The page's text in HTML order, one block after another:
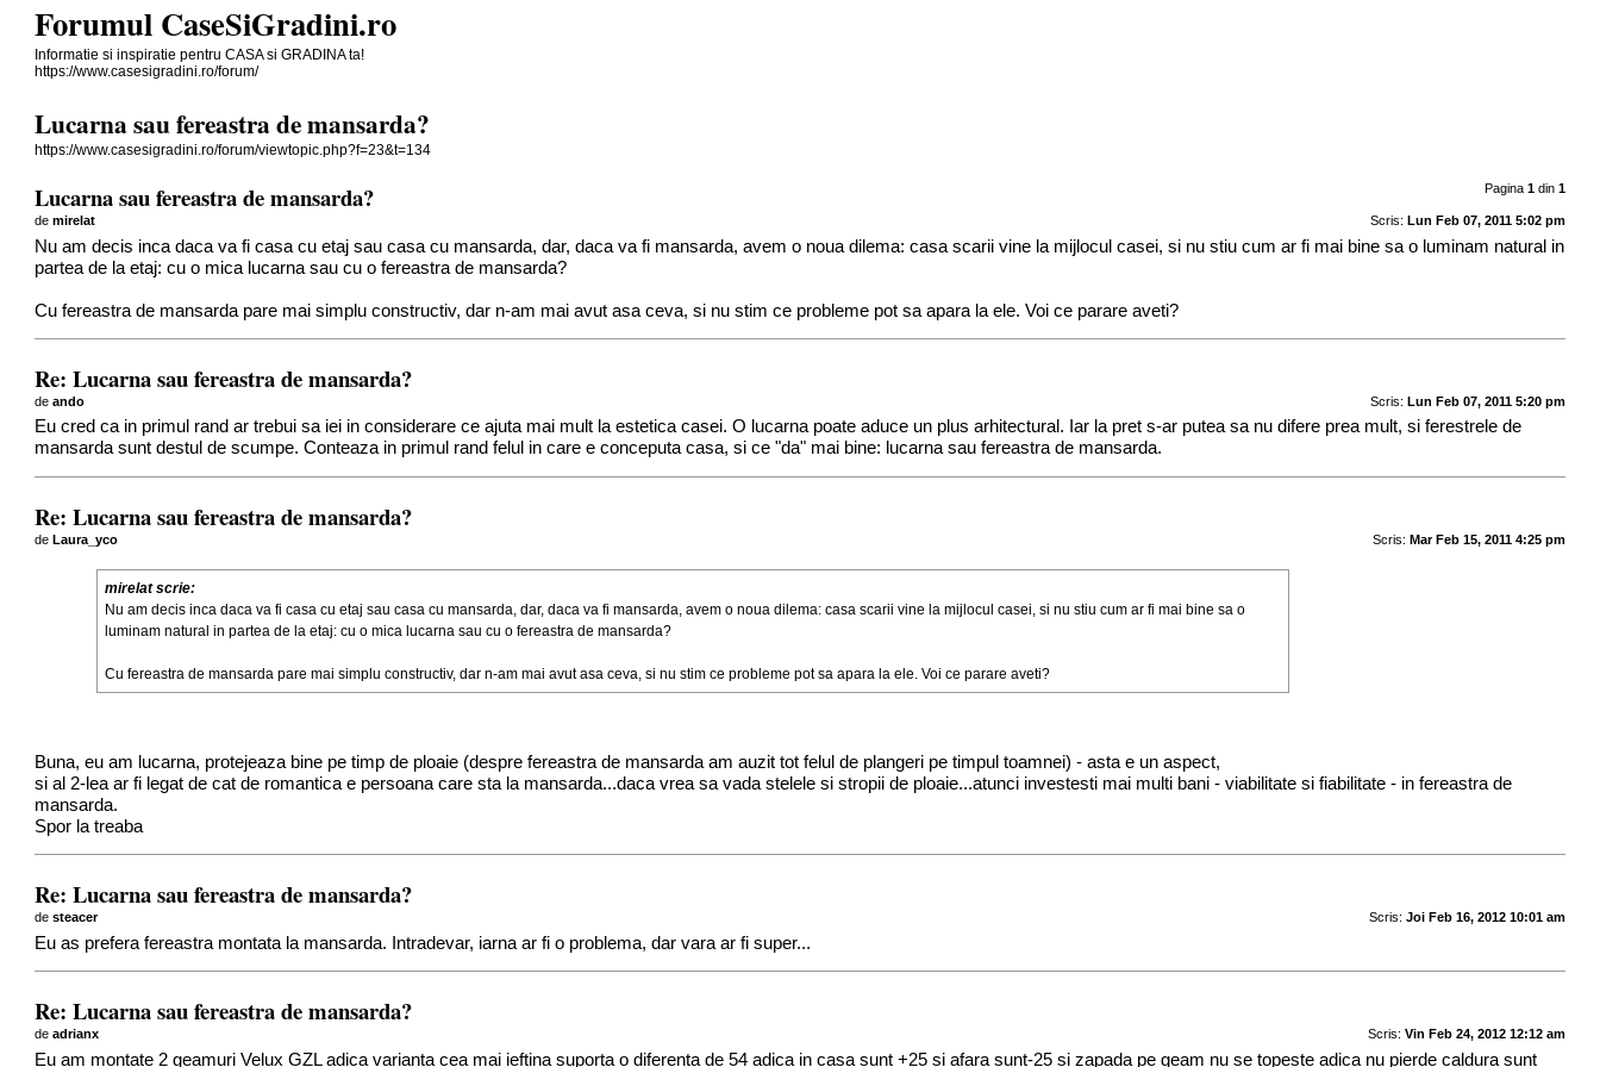
Forumul CaseSiGradini.ro
Informatie si inspiratie pentru CASA si GRADINA ta!
https://www.casesigradini.ro/forum/
Lucarna sau fereastra de mansarda?
https://www.casesigradini.ro/forum/viewtopic.php?f=23&t=134
Pagina 1din 1
Lucarna sau fereastra de mansarda?
Scris: Lun Feb 07, 2011 5:02 pm
demirelat
Nu am decis inca daca va fi casa cu etaj sau casa cu mansarda, dar, daca va fi mansarda, avem o noua dilema: casa scarii vine la mijlocul casei, si nu stiu cum ar fi mai bine sa o luminam natural in
partea de la etaj: cu o mica lucarna sau cu o fereastra de mansarda?
Cu fereastra de mansarda pare mai simplu constructiv, dar n-am mai avut asa ceva, si nu stim ce probleme pot sa apara la ele. Voi ce parare aveti?
Re: Lucarna sau fereastra de mansarda?
Scris: Lun Feb 07, 2011 5:20 pm
deando
Eu cred ca in primul rand ar trebui sa iei in considerare ce ajuta mai mult la estetica casei. O lucarna poate aduce un plus arhitectural. Iar la pret s-ar putea sa nu difere prea mult, si ferestrele de
mansarda sunt destul de scumpe. Conteaza in primul rand felul in care e conceputa casa, si ce "da" mai bine: lucarna sau fereastra de mansarda.
Re: Lucarna sau fereastra de mansarda?
Scris: Mar Feb 15, 2011 4:25 pm
deLaura_yco
mirelat scrie:
Nu am decis inca daca va fi casa cu etaj sau casa cu mansarda, dar, daca va fi mansarda, avem o noua dilema: casa scarii vine la mijlocul casei, si nu stiu cum ar fi mai bine sa o
luminam natural in partea de la etaj: cu o mica lucarna sau cu o fereastra de mansarda?
Cu fereastra de mansarda pare mai simplu constructiv, dar n-am mai avut asa ceva, si nu stim ce probleme pot sa apara la ele. Voi ce parare aveti?
Buna, eu am lucarna, protejeaza bine pe timp de ploaie (despre fereastra de mansarda am auzit tot felul de plangeri pe timpul toamnei) - asta e un aspect,
si al 2-lea ar fi legat de cat de romantica e persoana care sta la mansarda...daca vrea sa vada stelele si stropii de ploaie...atunci investesti mai multi bani - viabilitate si fiabilitate - in fereastra de
mansarda.
Spor la treaba
Re: Lucarna sau fereastra de mansarda?
Scris: Joi Feb 16, 2012 10:01 am
desteacer
Eu as prefera fereastra montata la mansarda. Intradevar, iarna ar fi o problema, dar vara ar fi super...
Re: Lucarna sau fereastra de mansarda?
Scris: Vin Feb 24, 2012 12:12 am
deadrianx
Eu am montate 2 geamuri Velux GZL adica varianta cea mai ieftina suporta o diferenta de 54 adica in casa sunt +25 si afara sunt-25 si zapada pe geam nu se topeste adica nu pierde caldura sunt